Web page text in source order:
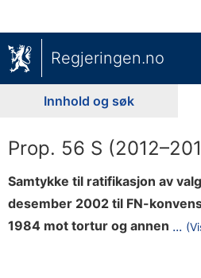
Regjeringen.no
Innhold og søk
Prop. 56 S
Samtykke til ratifikasjon av
desember 2002 til FN-
1984 mot tortur og annen ...